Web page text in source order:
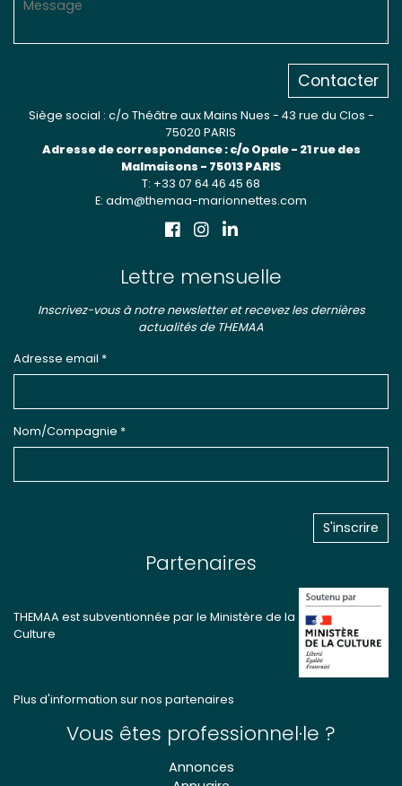
Contacter
Siège social : c/o Théâtre aux Mains Nues - 43 rue du Clos -
75020 PARIS
Adresse de correspondance : c/o Opale - 21 rue des
Malmaisons - 75013 PARIS
T: +33 07 64 46 45 68
E: adm@themaa-marionnettes.com
Lettre mensuelle
Inscrivez-vous à notre newsletter et recevez les dernières
actualités de THEMAA
Adresse email *
Nom/Compagnie *
Partenaires
THEMAA est subventionnée par le Ministère de la
Culture
Plus d'information sur nos partenaires
Vous êtes professionnel·le ?
Annonces